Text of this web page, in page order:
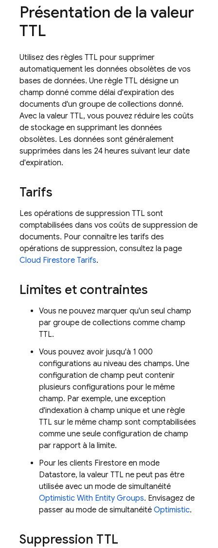
Présentation de la valeur
TTL
Utilisez des règles TTL pour supprimer
automatiquement les données obsolètes de vos
bases de données. Une règle TTL désigne un
champ donné comme délai d'expiration des
documents d'un groupe de collections donné.
Avec la valeur TTL, vous pouvez réduire les coûts
de stockage en supprimant les données
obsolètes. Les données sont généralement
supprimées dans les 24 heures suivant leur date
d'expiration.
Tarifs
Les opérations de suppression TTL sont
comptabilisées dans vos coûts de suppression de
documents. Pour connaître les tarifs des
opérations de suppression, consultez la page
Cloud Firestore Tarifs.
Limites et contraintes
Vous ne pouvez marquer qu'un seul champ
par groupe de collections comme champ
TTL.
Vous pouvez avoir jusqu'à 1 000
configurations au niveau des champs. Une
configuration de champ peut contenir
plusieurs configurations pour le même
champ. Par exemple, une exception
d'indexation à champ unique et une règle
TTL sur le même champ sont comptabilisées
comme une seule configuration de champ
par rapport à la limite.
Pour les clients Firestore en mode
Datastore, la valeur TTL ne peut pas être
utilisée avec un mode de simultanéité
Optimistic With Entity Groups. Envisagez de
passer au mode de simultanéité Optimistic.
Suppression TTL